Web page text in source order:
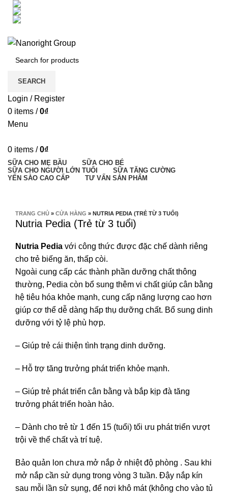
SEARCH
Login / Register
0 items / 0₫
Menu
0 items / 0₫
SỮA CHO MẸ BẦU
SỮA CHO BÉ
SỮA CHO NGƯỜI LỚN TUỔI
SỮA TĂNG CƯỜNG
YẾN SÀO CAO CẤP
TƯ VẤN SẢN PHẨM
TRANG CHỦ » CỬA HÀNG » NUTRIA PEDIA (TRẺ TỪ 3 TUỔI)
Nutria Pedia (Trẻ từ 3 tuổi)
Nutria Pedia với công thức được đặc chế dành riêng
cho trẻ biếng ăn, thấp còi.
Ngoài cung cấp các thành phần dưỡng chất thông
thường, Pedia còn bổ sung thêm vi chất giúp cân bằng
hệ tiêu hóa khỏe mạnh, cung cấp năng lượng cao hơn
giúp cơ thể dễ dàng hấp thụ dưỡng chất. Bổ sung dinh
dưỡng với tỷ lệ phù hợp.
– Giúp trẻ cái thiện tình trạng dinh dưỡng.
– Hỗ trợ tăng trưởng phát triển khỏe mạnh.
– Giúp trẻ phát triển cân bằng và bắp kịp đà tăng
trưởng phát triển hoàn hảo.
– Dành cho trẻ từ 1 đến 15 (tuổi) tối ưu phát triển vượt
trội về thể chất và trí tuệ.
Bảo quản lon chưa mở nắp ở nhiệt độ phòng . Sau khi
mở nắp cần sử dụng trong vòng 3 tuần. Đậy nắp kín
sau mỗi lần sử sụng, để nơi khô mát (không cho vào tủ